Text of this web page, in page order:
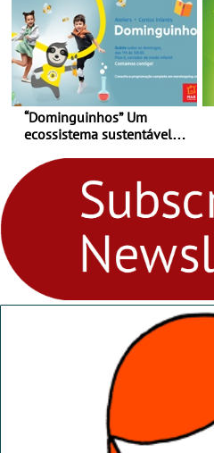
“Dominguinhos” Um
ecossistema sustentável
fores - Atelier de Educação
Ambiental nos
“Dominguinhos” de 23 de